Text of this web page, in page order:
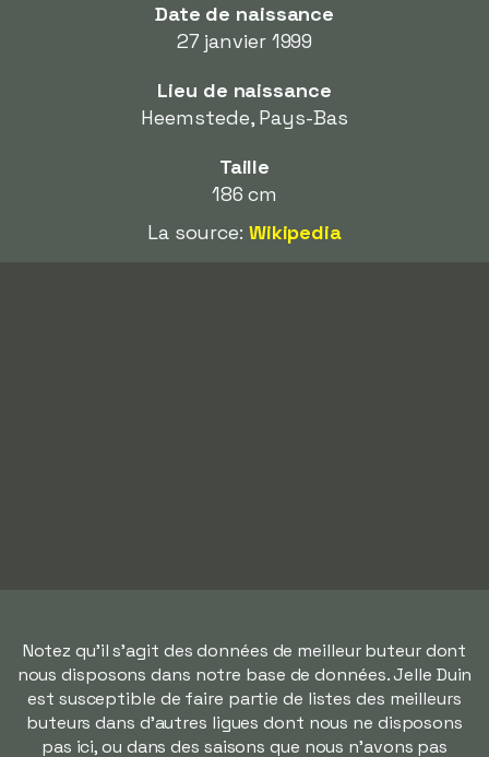
Date de naissance
27 janvier 1999
Lieu de naissance
Heemstede, Pays-Bas
Taille
186 cm
La source: Wikipedia
Notez qu'il s'agit des données de meilleur buteur dont
nous disposons dans notre base de données. Jelle Duin
est susceptible de faire partie de listes des meilleurs
buteurs dans d'autres ligues dont nous ne disposons
pas ici, ou dans des saisons que nous n'avons pas